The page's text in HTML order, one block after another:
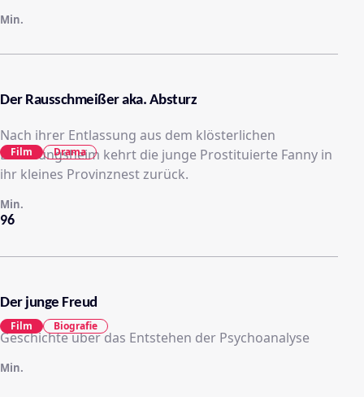
Min.
Der Rausschmeißer aka. Absturz
Nach ihrer Entlassung aus dem klösterlichen
Erziehungsheim kehrt die junge Prostituierte Fanny in
ihr kleines Provinznest zurück.
96
Min.
Film Drama
Der junge Freud
Geschichte über das Entstehen der Psychoanalyse
Min.
Film Biografie